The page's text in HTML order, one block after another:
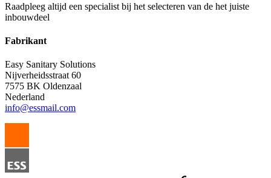
Raadpleeg altijd een specialist bij het selecteren van de het juiste
inbouwdeel
Fabrikant
Easy Sanitary Solutions
Nijverheidsstraat 60
7575 BK Oldenzaal
Nederland
info@essmail.com